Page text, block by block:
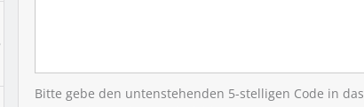
Bitte gebe den untenstehenden 5-stelligen Code in das